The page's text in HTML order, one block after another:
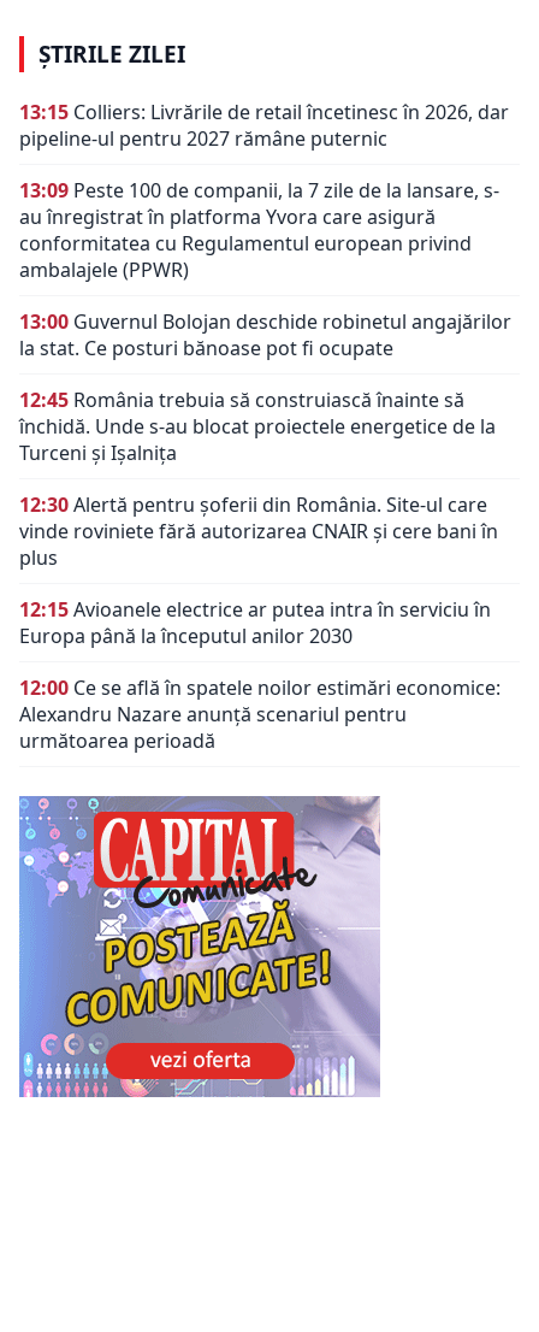
ȘTIRILE ZILEI
13:15 Colliers: Livrările de retail încetinesc în 2026, dar
pipeline-ul pentru 2027 rămâne puternic
13:09 Peste 100 de companii, la 7 zile de la lansare, s-
au înregistrat în platforma Yvora care asigură
conformitatea cu Regulamentul european privind
ambalajele (PPWR)
13:00 Guvernul Bolojan deschide robinetul angajărilor
la stat. Ce posturi bănoase pot fi ocupate
12:45 România trebuia să construiască înainte să
închidă. Unde s-au blocat proiectele energetice de la
Turceni și Ișalnița
12:30Alertă pentru șoferii din România. Site-ul care
vinde roviniete fără autorizarea CNAIR și cere bani în
plus
12:15Avioanele electrice ar putea intra în serviciu în
Europa până la începutul anilor 2030
12:00 Ce se află în spatele noilor estimări economice:
Alexandru Nazare anunță scenariul pentru
următoarea perioadă